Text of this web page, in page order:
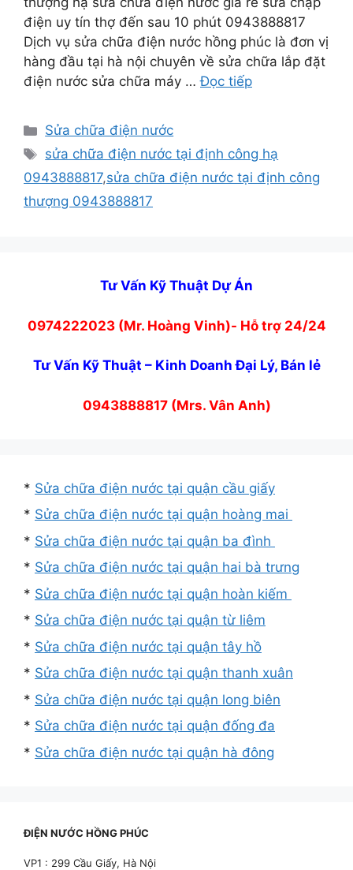
điện uy tín thợ đến sau 10 phút 0943888817
Dịch vụ sửa chữa điện nước hồng phúc là đơn vị
hàng đầu tại hà nội chuyên về sửa chữa lắp đặt
điện nước sửa chữa máy …Đọc tiếp
Danh
mục
Sửa chữa điện nước
Thẻ
sửa chữa điện nước tại định công hạ
0943888817,sửa chữa điện nước tại định công
thượng 0943888817
Tư Vấn Kỹ Thuật Dự Án
0974222023 (Mr. Hoàng Vinh)- Hỗ trợ 24/24
Tư Vấn Kỹ Thuật – Kinh Doanh Đại Lý, Bán lẻ
0943888817 (Mrs. Vân Anh)
* Sửa chữa điện nước tại quận cầu giấy
* Sửa chữa điện nước tại quận hoàng mai
* Sửa chữa điện nước tại quận ba đình
* Sửa chữa điện nước tại quận hai bà trưng
* Sửa chữa điện nước tại quận hoàn kiếm
* Sửa chữa điện nước tại quận từ liêm
* Sửa chữa điện nước tại quận tây hồ
* Sửa chữa điện nước tại quận thanh xuân
* Sửa chữa điện nước tại quận long biên
* Sửa chữa điện nước tại quận đống đa
* Sửa chữa điện nước tại quận hà đông
ĐIỆN NƯỚC HỒNG PHÚC
VP1 : 299 Cầu Giấy, Hà Nội